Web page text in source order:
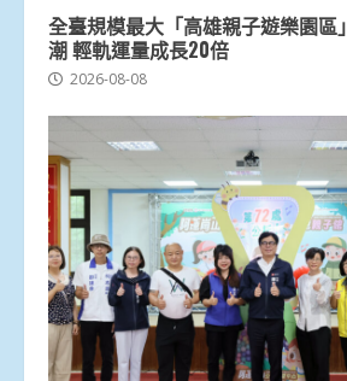
全臺規模最大「高雄親子遊樂園區
潮 輕軌運量成長20倍
2026-08-08